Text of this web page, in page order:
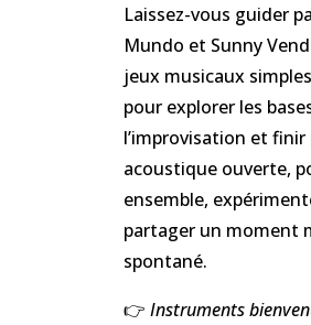
Laissez-vous guider
Mundo et Sunny
jeux musicaux
pour explorer les
l’improvisation et finir
acoustique ouverte,
ensemble,
partager un moment
spontané.
👉 Instruments